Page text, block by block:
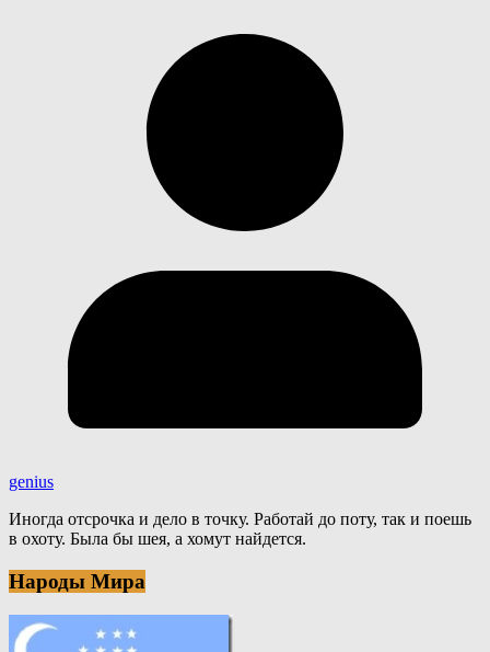
genius
Иногда отсрочка и дело в точку. Работай до поту, так и поешь
в охоту. Была бы шея, а хомут найдется.
Народы Мира